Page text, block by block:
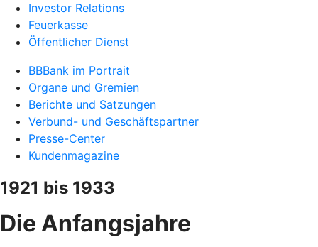
Investor Relations
Feuerkasse
Öffentlicher Dienst
BBBank im Portrait
Organe und Gremien
Berichte und Satzungen
Verbund- und Geschäftspartner
Presse-Center
Kundenmagazine
1921 bis 1933
Die Anfangsjahre